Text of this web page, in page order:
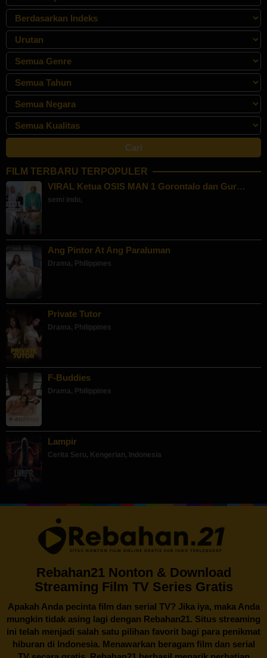
FILM TERBARU TERPOPULER
VIRAL Ketua OSIS MAN 1 Gorontalo dan Gur…
semi indo,
Ang Pintor At Ang Paraluman
Drama, Philippines
Private Tutor
Drama, Philippines
F-Buddies
Drama, Philippines
Lampir
Cerita Seru, Kengerian, Indonesia
Rebahan21 Nonton & Download
Streaming Film TV Series Gratis
Apakah Anda pecinta film dan serial TV? Jika iya, maka Anda
mungkin tidak asing lagi dengan Rebahan21. Situs streaming
ini telah menjadi salah satu pilihan favorit bagi para penikmat
hiburan di Indonesia. Menawarkan beragam film dan serial